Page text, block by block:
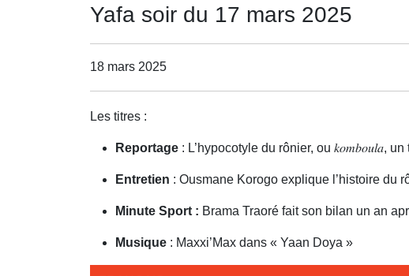
Yafa soir du 17 mars 2025
18 mars 2025
Les titres :
Reportage : L’hypocotyle du rônier, ou 𝑘𝑜𝑚𝑏𝑜𝑢𝑙𝑎,
Entretien : Ousmane Korogo explique l’histoire du
Minute Sport : Brama Traoré fait son bilan un an
Musique : Maxxi’Max dans « Yaan Doya »